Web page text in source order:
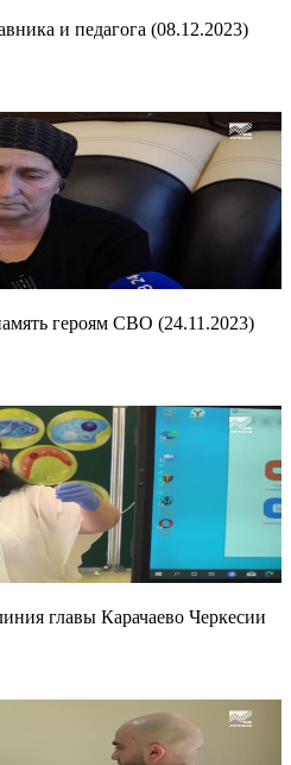
и педагога (08.12.2023)
героям СВО (24.11.2023)
главы Карачаево Черкесии